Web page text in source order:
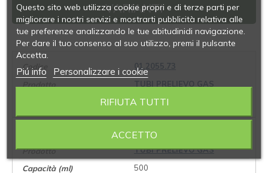
VARIANTI
01.2055.73
TUBI PRELIEVO GAS
250
01.2055.79
TUBI PRELIEVO GAS
500
Questo sito web utilizza cookie propri e di terze parti per
migliorare i nostri servizi e mostrarti pubblicità relativa alle
tue preferenze analizzando le tue abitudinidi navigazione.
Per dare il tuo consenso al suo utilizzo, premi il pulsante
Accetta.
Piú info Personalizzare i cookie
RIFIUTA TUTTI
ACCETTO